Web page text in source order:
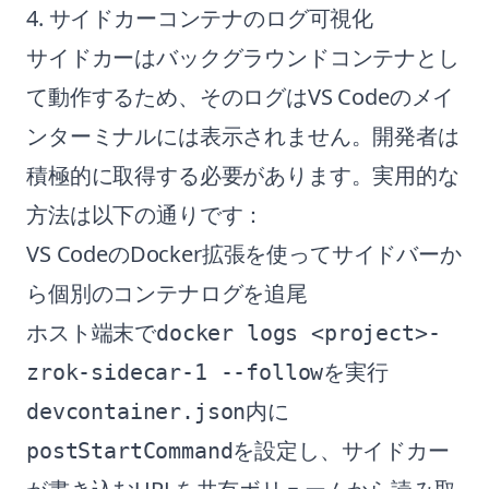
4. サイドカーコンテナのログ可視化
サイドカーはバックグラウンドコンテナとし
て動作するため、そのログはVS Codeのメイ
ンターミナルには表示されません。開発者は
積極的に取得する必要があります。実用的な
方法は以下の通りです：
VS CodeのDocker拡張を使ってサイドバーか
ら個別のコンテナログを追尾
ホスト端末でdocker logs <project>-
zrok-sidecar-1 --followを実行
devcontainer.json内に
postStartCommandを設定し、サイドカー